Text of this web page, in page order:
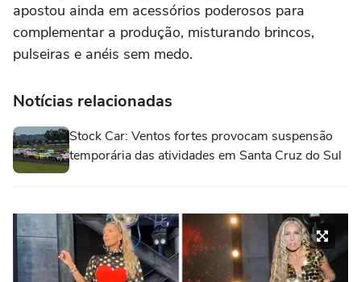
apostou ainda em acessórios poderosos para
complementar a produção, misturando brincos,
pulseiras e anéis sem medo.
Notícias relacionadas
Stock Car: Ventos fortes provocam suspensão
temporária das atividades em Santa Cruz do Sul